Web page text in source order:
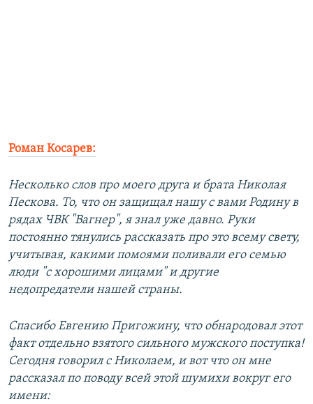
Роман Косарев:
Несколько слов про моего друга и брата Николая
Пескова. То, что он защищал нашу с вами Родину в
рядах ЧВК "Вагнер", я знал уже давно. Руки
постоянно тянулись рассказать про это всему свету,
учитывая, какими помоями поливали его семью
люди "с хорошими лицами" и другие
недопредатели нашей страны.
Спасибо Евгению Пригожину, что обнародовал этот
факт отдельно взятого сильного мужского поступка!
Сегодня говорил с Николаем, и вот что он мне
рассказал по поводу всей этой шумихи вокруг его
имени: